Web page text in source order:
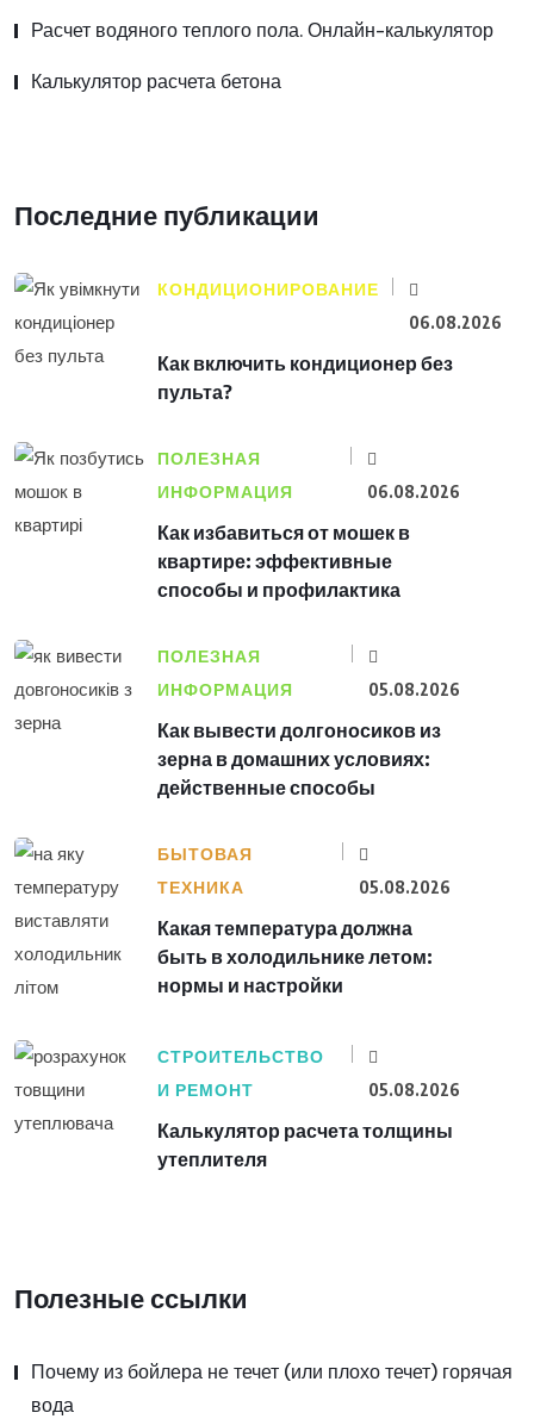
Расчет водяного теплого пола. Онлайн-калькулятор
Калькулятор расчета бетона
Последние публикации
КОНДИЦИОНИРОВАНИЕ
06.08.2026
Как включить кондиционер без
пульта?
ПОЛЕЗНАЯ
ИНФОРМАЦИЯ
06.08.2026
Как избавиться от мошек в
квартире: эффективные
способы и профилактика
ПОЛЕЗНАЯ
ИНФОРМАЦИЯ
05.08.2026
Как вывести долгоносиков из
зерна в домашних условиях:
действенные способы
БЫТОВАЯ
ТЕХНИКА
05.08.2026
Какая температура должна
быть в холодильнике летом:
нормы и настройки
СТРОИТЕЛЬСТВО
И РЕМОНТ
05.08.2026
Калькулятор расчета толщины
утеплителя
Полезные ссылки
Почему из бойлера не течет (или плохо течет) горячая
вода